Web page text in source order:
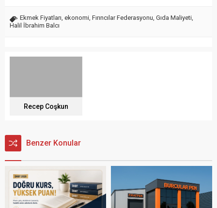
Ekmek Fiyatları ekonomi Fırıncılar Federasyonu Gıda Maliyeti
Halil İbrahim Balcı
Recep Coşkun
Benzer Konular